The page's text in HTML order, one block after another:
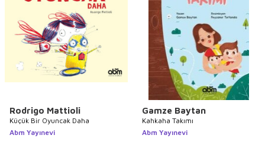
Rodrigo Mattioli
Küçük Bir Oyuncak Daha
Abm Yayınevi
Gamze Baytan
Kahkaha Takımı
Abm Yayınevi